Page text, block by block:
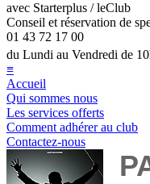
avec Starterplus / leClub
Conseil et réservation de
01 43 72 17 00
du Lundi au Vendredi de
≡
Accueil
Qui sommes nous
Les services offerts
Comment adhérer au club
Contactez-nous